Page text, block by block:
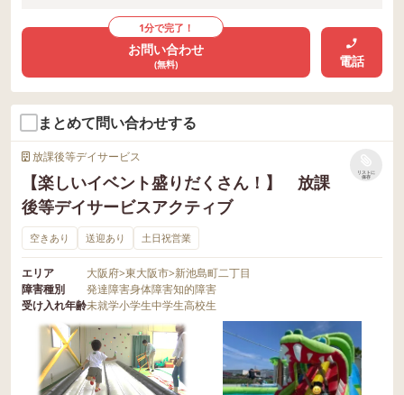
1分で完了！
お問い合わせ
(無料) 電話
まとめて問い合わせする
放課後等デイサービス
【楽しいイベント盛りだくさん！】 放課
後等デイサービスアクティブ
リストに
保存
空きあり 送迎あり 土日祝営業
エリア 大阪府>東大阪市>新池島町二丁目
障害種別
発達障害身体障害知的障害
受け入れ年齢未就学小学生中学生高校生